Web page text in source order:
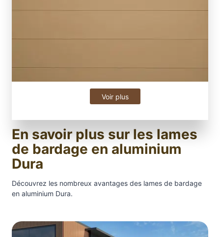
Voir plus
En savoir plus sur les lames
de bardage en aluminium
Dura
Découvrez les nombreux avantages des lames de bardage
en aluminium Dura.